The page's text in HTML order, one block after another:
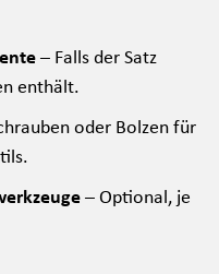
– Falls der Satz
enthält.
oder Bolzen für
– Optional, je